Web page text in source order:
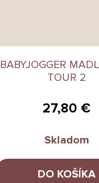
BABYJOGGER
TOUR 2
27,80 €
Skladom
DO KOŠÍKA